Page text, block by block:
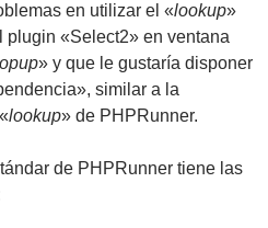
en utilizar el «lookup»
plugin «Select2» en ventana
» y que le gustaría disponer
similar a la
lookup» de PHPRunner.
de PHPRunner tiene las